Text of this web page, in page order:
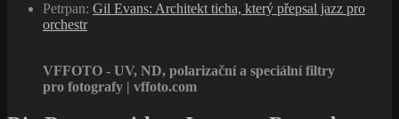
John Peel Wiki
Štítky